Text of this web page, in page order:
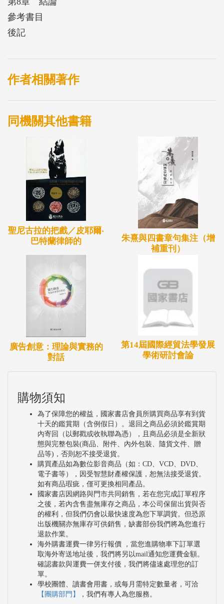
參考書目
後記
作者相關著作
同機關其他書籍
聖尼古拉的把戲／皮耶爾‧
巴特蘭律師的
朱熹與四書章句集注（增
補重刊）
廣告創意：理論與實務的
對話
第14屆國際經貿法學發展
學術研討會論
購物須知
為了保障您的權益，國家書店會員所購買商品享有到貨
十天的鑑賞期（含例假日）。退回之商品必須於鑑賞期
內寄回（以郵戳或收執聯為憑），且商品必須是全新狀
態與完整包裝(商品、附件、內外包裝、隨貨文件、贈
品等)，否則恕不接受退貨。
購買產品如為數位影音商品（如：CD、VCD、DVD、
電子書等），因受智慧財產權保護，恕無法接受退貨。
如有商品瑕疵，僅可更換相同產品。
國家書店因網路與門市共同銷售，若在您完成訂單程序
之後，若內含售盡無庫存之商品，本公司保留出貨與否
的權利，但我們仍會以最快速度為您下單調貨。但恐原
出版機關亦無庫存可供銷售，缺書部份我們將為您進行
退款作業。
海外購書運費一律另行報價 ，當您進購物車下訂單選
取海外寄送地址後，我們將另以mail通知您運費金額。
確認書款與運費一併支付後，我們將儘速處理您的訂
單。
學校團體、讀書會用書，或每月需特定數量者，可洽
【團購部門】
，我們有專人為您服務。